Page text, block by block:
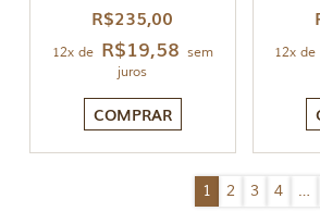
R$235,00
12x de R$19,58 sem
juros
COMPRAR
12x de
1 2 3 4 …